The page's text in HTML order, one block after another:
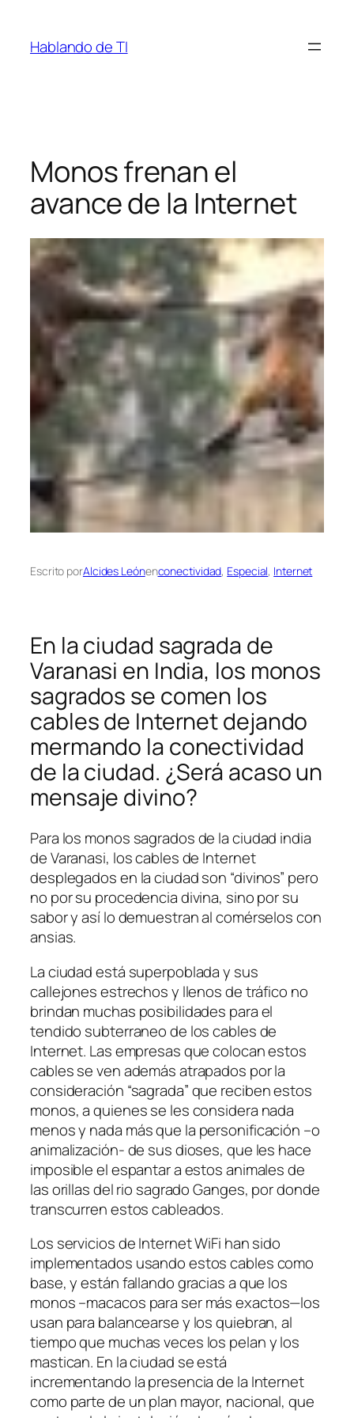
contenido
Hablando de TI
Monos frenan el
avance de la Internet
Escrito porAlcides Leónenconectividad, Especial, Internet
En la ciudad sagrada de
Varanasi en India, los monos
sagrados se comen los
cables de Internet dejando
mermando la conectividad
de la ciudad. ¿Será acaso un
mensaje divino?
Para los monos sagrados de la ciudad india
de Varanasi, los cables de Internet
desplegados en la ciudad son “divinos” pero
no por su procedencia divina, sino por su
sabor y así lo demuestran al comérselos con
ansias.
La ciudad está superpoblada y sus
callejones estrechos y llenos de tráfico no
brindan muchas posibilidades para el
tendido subterraneo de los cables de
Internet. Las empresas que colocan estos
cables se ven además atrapados por la
consideración “sagrada” que reciben estos
monos, a quienes se les considera nada
menos y nada más que la personificación –o
animalización- de sus dioses, que les hace
imposible el espantar a estos animales de
las orillas del rio sagrado Ganges, por donde
transcurren estos cableados.
Los servicios de Internet WiFi han sido
implementados usando estos cables como
base, y están fallando gracias a que los
monos –macacos para ser más exactos—los
usan para balancearse y los quiebran, al
tiempo que muchas veces los pelan y los
mastican. En la ciudad se está
incrementando la presencia de la Internet
como parte de un plan mayor, nacional, que